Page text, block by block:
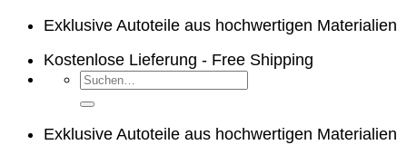
Zum
springen
Exklusive Autoteile aus hochwertigen Materialien
Kostenlose Lieferung - Free Shipping
Suchen
nach:
Exklusive Autoteile aus hochwertigen Materialien